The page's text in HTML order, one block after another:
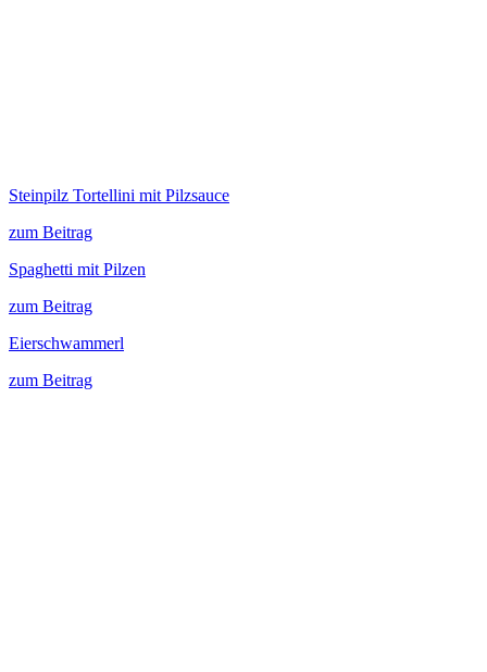
Steinpilz Tortellini mit Pilzsauce
zum Beitrag
Spaghetti mit Pilzen
zum Beitrag
Eierschwammerl
zum Beitrag